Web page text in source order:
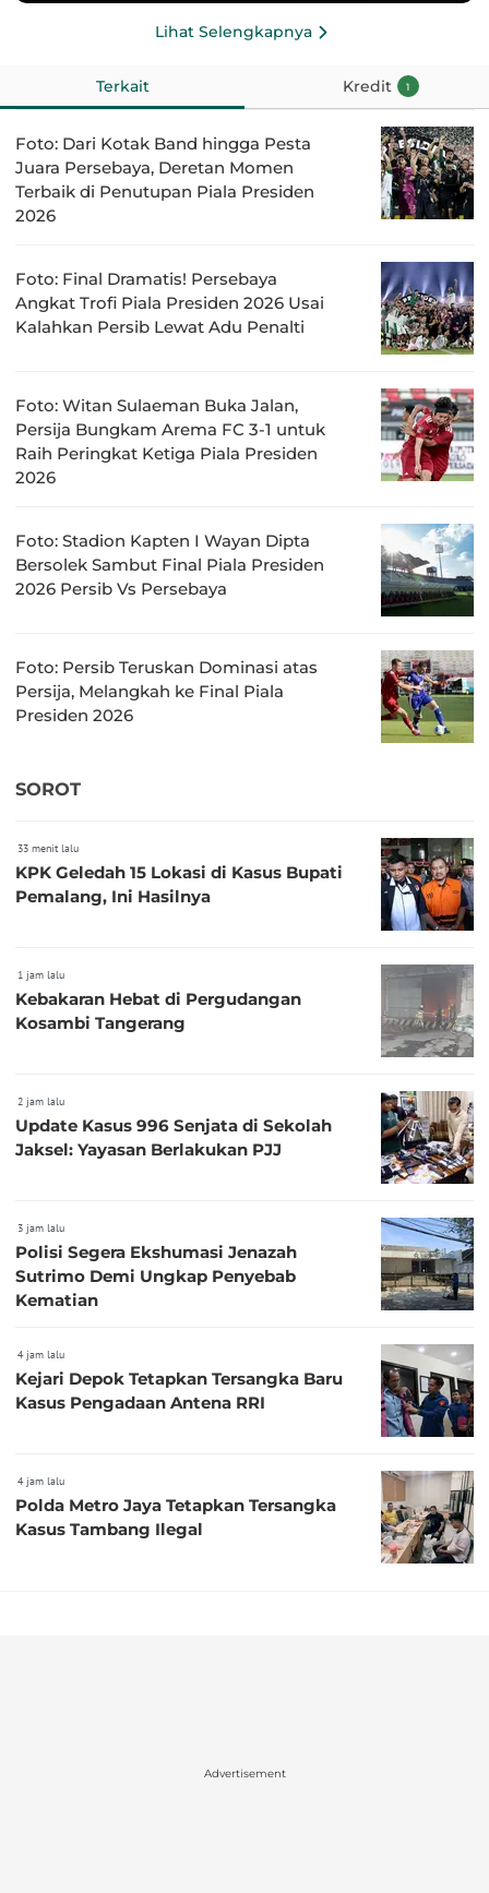
Lihat Selengkapnya
Terkait Kredit 1
Foto: Dari Kotak Band hingga Pesta
Juara Persebaya, Deretan Momen
Terbaik di Penutupan Piala Presiden
2026
Foto: Final Dramatis! Persebaya
Angkat Trofi Piala Presiden 2026 Usai
Kalahkan Persib Lewat Adu Penalti
Foto: Witan Sulaeman Buka Jalan,
Persija Bungkam Arema FC 3-1 untuk
Raih Peringkat Ketiga Piala Presiden
2026
Foto: Stadion Kapten I Wayan Dipta
Bersolek Sambut Final Piala Presiden
2026 Persib Vs Persebaya
Foto: Persib Teruskan Dominasi atas
Persija, Melangkah ke Final Piala
Presiden 2026
SOROT
33 menit lalu
KPK Geledah 15 Lokasi di Kasus Bupati
Pemalang, Ini Hasilnya
1 jam lalu
Kebakaran Hebat di Pergudangan
Kosambi Tangerang
2 jam lalu
Update Kasus 996 Senjata di Sekolah
Jaksel: Yayasan Berlakukan PJJ
3 jam lalu
Polisi Segera Ekshumasi Jenazah
Sutrimo Demi Ungkap Penyebab
Kematian
4 jam lalu
Kejari Depok Tetapkan Tersangka Baru
Kasus Pengadaan Antena RRI
4 jam lalu
Polda Metro Jaya Tetapkan Tersangka
Kasus Tambang Ilegal
Advertisement